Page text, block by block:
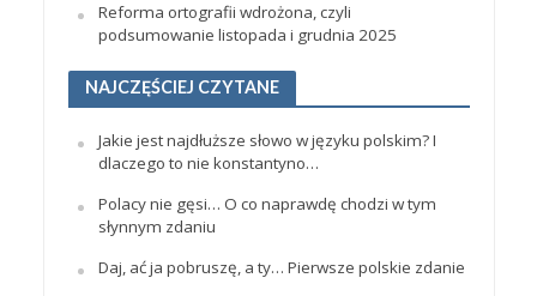
Reforma ortografii wdrożona, czyli
podsumowanie listopada i grudnia 2025
NAJCZĘŚCIEJ CZYTANE
Jakie jest najdłuższe słowo w języku polskim? I
dlaczego to nie konstantyno…
Polacy nie gęsi… O co naprawdę chodzi w tym
słynnym zdaniu
Daj, ać ja pobruszę, a ty… Pierwsze polskie zdanie